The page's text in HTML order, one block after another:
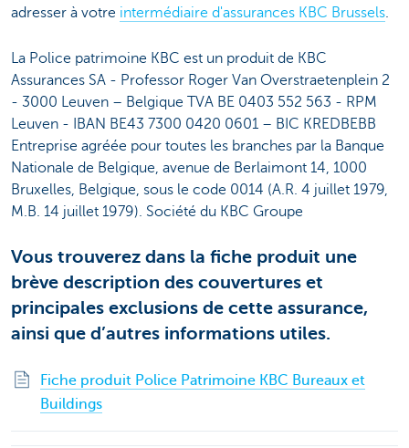
adresser à votre intermédiaire d'assurances KBC Brussels.
La Police patrimoine KBC est un produit de KBC
Assurances SA - Professor Roger Van Overstraetenplein 2
- 3000 Leuven – Belgique TVA BE 0403 552 563 - RPM
Leuven - IBAN BE43 7300 0420 0601 – BIC KREDBEBB
Entreprise agréée pour toutes les branches par la Banque
Nationale de Belgique, avenue de Berlaimont 14, 1000
Bruxelles, Belgique, sous le code 0014 (A.R. 4 juillet 1979,
M.B. 14 juillet 1979). Société du KBC Groupe
Vous trouverez dans la fiche produit une
brève description des couvertures et
principales exclusions de cette assurance,
ainsi que d’autres informations utiles.
Fiche produit Police Patrimoine KBC Bureaux et
Buildings